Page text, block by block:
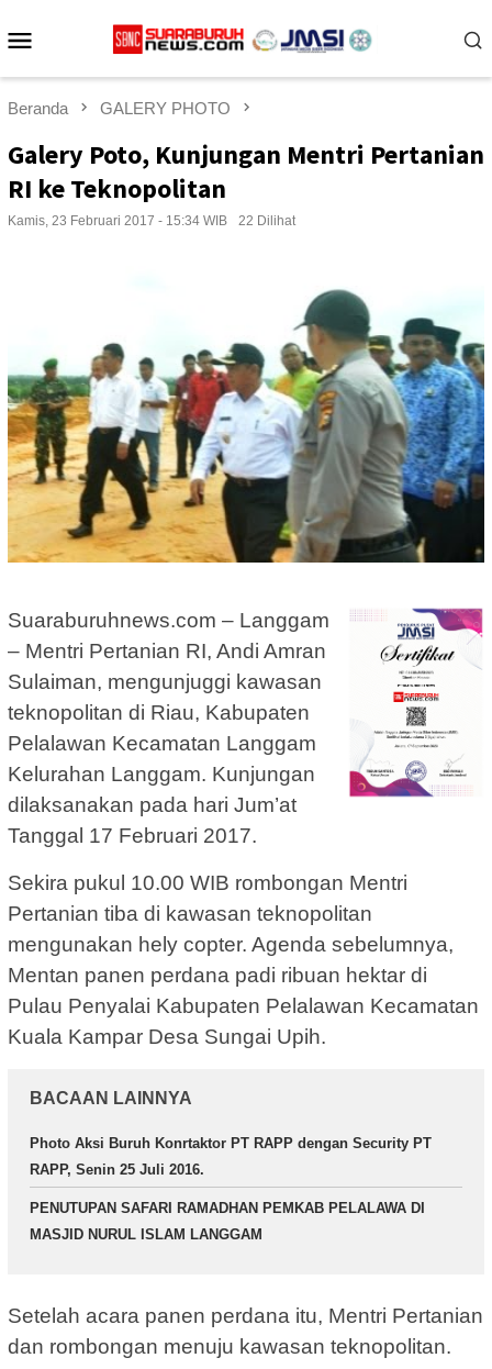
ke
Beranda GALERY PHOTO
Galery Poto, Kunjungan Mentri Pertanian
RI ke Teknopolitan
Kamis, 23 Februari 2017 - 15:34 WIB 22 Dilihat
Suaraburuhnews.com – Langgam
– Mentri Pertanian RI, Andi Amran
Sulaiman, mengunjuggi kawasan
teknopolitan di Riau, Kabupaten
Pelalawan Kecamatan Langgam
Kelurahan Langgam. Kunjungan
dilaksanakan pada hari Jum’at
Tanggal 17 Februari 2017.
Sekira pukul 10.00 WIB rombongan Mentri
Pertanian tiba di kawasan teknopolitan
mengunakan hely copter. Agenda sebelumnya,
Mentan panen perdana padi ribuan hektar di
Pulau Penyalai Kabupaten Pelalawan Kecamatan
Kuala Kampar Desa Sungai Upih.
BACAAN LAINNYA
Photo Aksi Buruh Konrtaktor PT RAPP dengan Security PT
RAPP, Senin 25 Juli 2016.
PENUTUPAN SAFARI RAMADHAN PEMKAB PELALAWA DI
MASJID NURUL ISLAM LANGGAM
Setelah acara panen perdana itu, Mentri Pertanian
dan rombongan menuju kawasan teknopolitan.